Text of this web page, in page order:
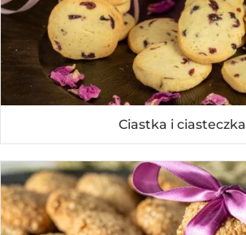
Ciastka i ciasteczka